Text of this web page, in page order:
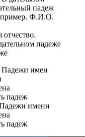
падеже
имени
падеж